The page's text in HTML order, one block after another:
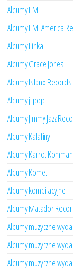
Albumy EMI
Albumy EMI America
Albumy Finka
Albumy Grace Jones
Albumy Island Records
Albumy j-pop
Albumy Jimmy Jazz
Albumy Kalafiny
Albumy Karrot
Albumy Komet
Albumy kompilacyjne
Albumy Matador
Albumy muzyczne
Albumy muzyczne
Albumy muzyczne